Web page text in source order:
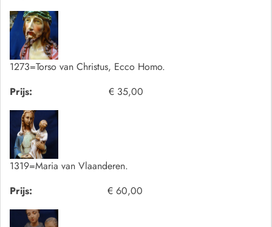
1273=Torso van Christus, Ecco Homo.
Prijs:
€ 35,00
1319=Maria van Vlaanderen.
Prijs:
€ 60,00